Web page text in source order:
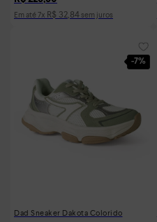
Em até 7x R$ 32,84 sem juros
-7%
Dad Sneaker Dakota Colorido